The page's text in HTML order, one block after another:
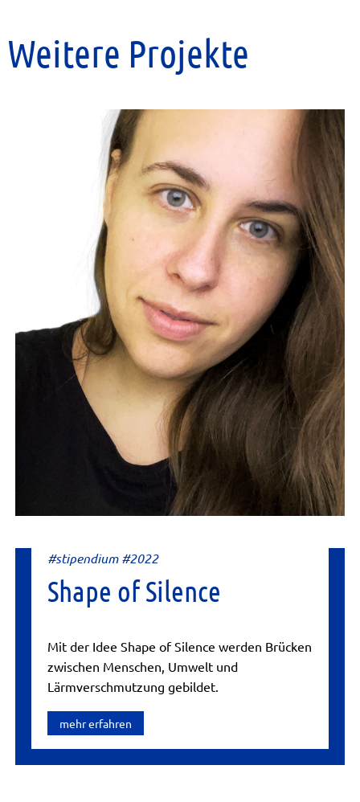
Weitere Projekte
#stipendium #2022
Shape of Silence
Mit der Idee Shape of Silence werden Brücken
zwischen Menschen, Umwelt und
Lärmverschmutzung gebildet.
mehr erfahren